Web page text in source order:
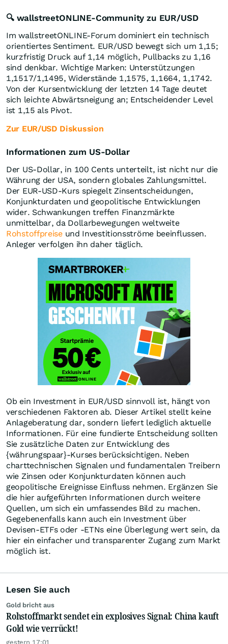
🔍 wallstreetONLINE-Community zu EUR/USD
Im wallstreetONLINE-Forum dominiert ein technisch
orientiertes Sentiment. EUR/USD bewegt sich um 1,15;
kurzfristig Druck auf 1,14 möglich, Pullbacks zu 1,16
sind denkbar. Wichtige Marken: Unterstützungen
1,1517/1,1495, Widerstände 1,1575, 1,1664, 1,1742.
Von der Kursentwicklung der letzten 14 Tage deutet
sich leichte Abwärtsneigung an; Entscheidender Level
ist 1,15 als Pivot.
Zur EUR/USD Diskussion
Informationen zum US-Dollar
Der US-Dollar, in 100 Cents unterteilt, ist nicht nur die
Währung der USA, sondern globales Zahlungsmittel.
Der EUR-USD-Kurs spiegelt Zinsentscheidungen,
Konjunkturdaten und geopolitische Entwicklungen
wider. Schwankungen treffen Finanzmärkte
unmittelbar, da Dollarbewegungen weltweite
Rohstoffpreiseund Investitionsströme beeinflussen.
Anleger verfolgen ihn daher täglich.
Ob ein Investment in EUR/USD sinnvoll ist, hängt von
verschiedenen Faktoren ab. Dieser Artikel stellt keine
Anlageberatung dar, sondern liefert lediglich aktuelle
Informationen. Für eine fundierte Entscheidung sollten
Sie zusätzliche Daten zur Entwicklung des
{währungspaar}-Kurses berücksichtigen. Neben
charttechnischen Signalen und fundamentalen Treibern
wie Zinsen oder Konjunkturdaten können auch
geopolitische Ereignisse Einfluss nehmen. Ergänzen Sie
die hier aufgeführten Informationen durch weitere
Quellen, um sich ein umfassendes Bild zu machen.
Gegebenenfalls kann auch ein Investment über
Devisen-ETFs oder -ETNs eine Überlegung wert sein, da
hier ein einfacher und transparenter Zugang zum Markt
möglich ist.
Lesen Sie auch
Gold bricht aus
Rohstoffmarkt sendet ein explosives Signal: China kauft
Gold wie verrückt!
gestern 17:01